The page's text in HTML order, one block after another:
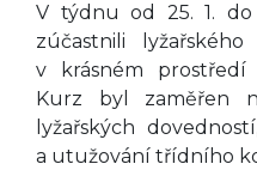
V týdnu od 25. 1.
zúčastnili
v krásném prostředí
Kurz byl zaměřen
lyžařských
a utužování třídního